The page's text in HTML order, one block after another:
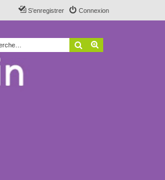
Connexion
S’enregistrer
Rechercher